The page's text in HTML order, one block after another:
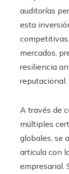
auditorías
esta
competitivas
mercados,
resiliencia
reputacional.
A través de
múltiples
globales, se
articula con
empresarial.